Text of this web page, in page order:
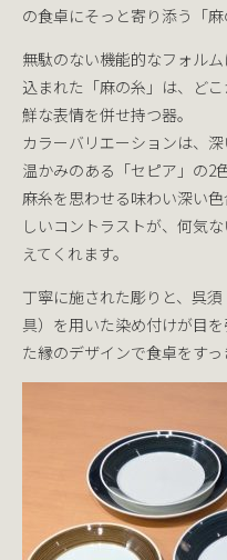
の食卓にそっと寄り添う「麻
無駄のない機能的なフォル
込まれた「麻の糸」は、ど
鮮な表情を併せ持つ器。
カラーバリエーションは、深
温かみのある「セピア」の2
麻糸を思わせる味わい深い
しいコントラストが、何気
えてくれます。
丁寧に施された彫りと、呉
具）を用いた染め付けが目
た縁のデザインで食卓をすっ